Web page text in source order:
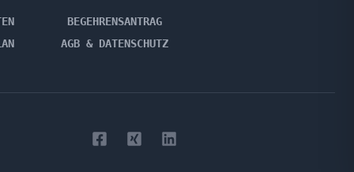
BEGEHRENSANTRAG
AGB & DATENSCHUTZ